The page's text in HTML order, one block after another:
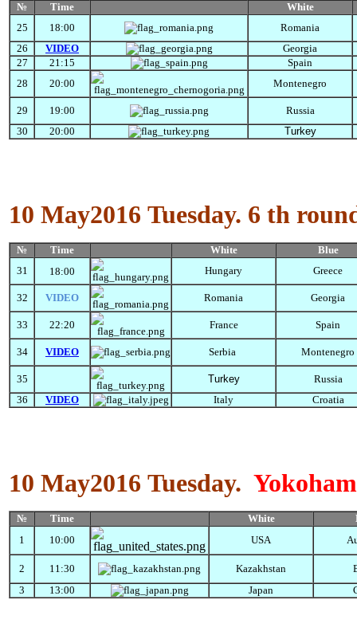
№ Time
White
25
18:00
Romania
26
VIDEO
Georgia
27
21:15
Spain
28
20:00 Montenegro
29 19:00
Russia
30
20:00 Turkey
10 May2016 Tuesday. 6 th
№ Time White
Blue
31
18:00 Hungary Greece
32 VIDEO Romania Georgia
33 22:20 France Spain
34 VIDEO Serbia Montenegro
35 Turkey
Russia
36
VIDEO Italy Croatia
10 May2016 Tuesday.
№ Time White
1
10:00 USA
2 11:30 Kazakhstan
3
13:00 Japan